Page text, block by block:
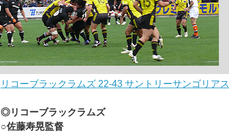
リコーブラックラムズ 22-43 サントリーサンゴリアス
◎リコーブラックラムズ
○佐藤寿晃監督